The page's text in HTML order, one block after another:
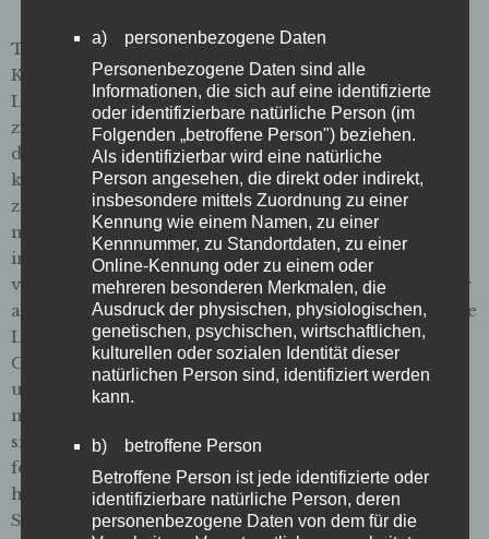
Titelfoto: Tim Lachmann / Hintergrundbild: Beate C.
Koehler EDITORIAL: Bremen beschaulich Liebe
Leser:innen, selten fliegen einem die Geschichten so
zu wie bei dieser Ausgabe. Aus dem Vor-Ort-Termin
der Redaktion, bei dem wir eigentlich nur kurz die
kleine Straße erkunden wollten, wurde ein
zauberhafter Abend mit tollen Gesprächen und noch
mehr Ideen – fast wie ein kleiner Kurzurlaub mitten
in der eigenen Stadt. Vielleicht liegt es daran, dass wir
vom Domshof aus starteten und uns die Schuldenuhr
am anderen Ende der Sandstraße erst zum Schluss die
Laune verdarb (S. 26). Oder an Domprediger
Christian Naegeler, der uns zufällig über den Weg lief
und sich nicht nur spontan Zeit für unsere Fragen
nahm, sondern einige Tage später sogar bereit war,
sich von uns beim sonntäglichen „Getting Ready“
fotografieren zu lassen (ab S. 14). Im Klostergarten
hinter der Glocke hörten wir, wie sich gerade die
Sopranistin für Mahlers 8. Sinfonie einsang – und
a) personenbezogene Daten
Personenbezogene Daten sind alle
Informationen, die sich auf eine identifizierte
oder identifizierbare natürliche Person (im
Folgenden „betroffene Person") beziehen.
Als identifizierbar wird eine natürliche
Person angesehen, die direkt oder indirekt,
insbesondere mittels Zuordnung zu einer
Kennung wie einem Namen, zu einer
Kennnummer, zu Standortdaten, zu einer
Online-Kennung oder zu einem oder
mehreren besonderen Merkmalen, die
Ausdruck der physischen, physiologischen,
genetischen, psychischen, wirtschaftlichen,
kulturellen oder sozialen Identität dieser
natürlichen Person sind, identifiziert werden
kann.
b) betroffene Person
Betroffene Person ist jede identifizierte oder
identifizierbare natürliche Person, deren
personenbezogene Daten von dem für die